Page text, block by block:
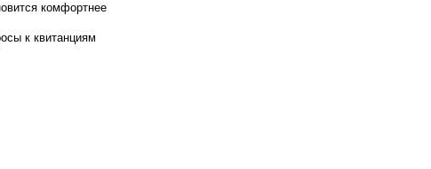
комфортнее
к квитанциям